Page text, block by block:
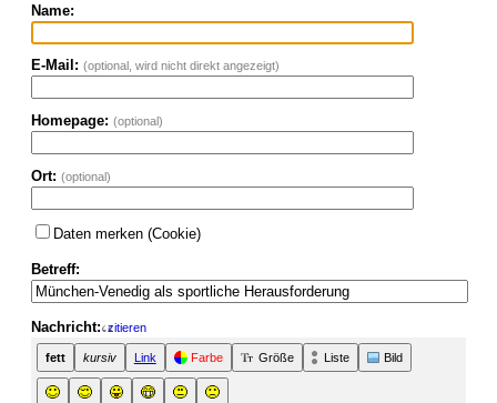
Name:
E-Mail: (optional, wird nicht direkt angezeigt)
Homepage: (optional)
Ort: (optional)
Daten merken (Cookie)
Betreff:
Nachricht: zitieren
fett kursiv Link Farbe Größe Liste Bild